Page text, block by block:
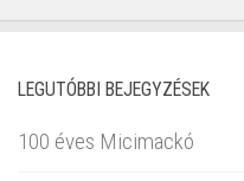
LEGUTÓBBI BEJEGYZÉSEK
100 éves Micimackó